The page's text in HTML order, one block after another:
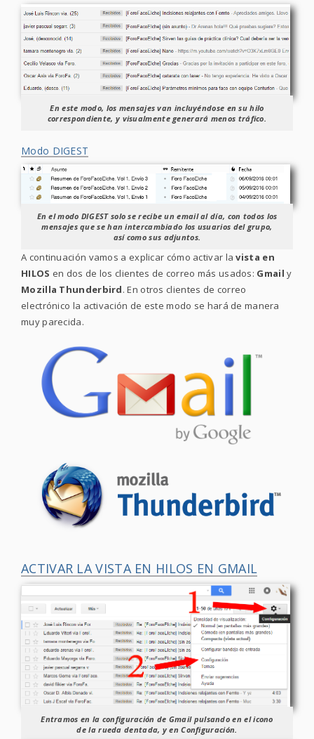
En este modo, los mensajes van incluyéndose en su hilo
correspondiente, y visualmente generará menos tráfico.
Modo DIGEST
En el modo DIGEST solo se recibe un email al día, con todos los
mensajes que se han intercambiado los usuarios del grupo,
así como sus adjuntos.
A continuación vamos a explicar cómo activar lavista en
HILOS en dos de los clientes de correo más usados: Gmail y
Mozilla Thunderbird. En otros clientes de correo
electrónico la activación de este modo se hará de manera
muy parecida.
ACTIVAR LA VISTA EN HILOS EN GMAIL
Entramos en la configuración de Gmail pulsando en elicono
de la rueda dentada, y enConfiguración.